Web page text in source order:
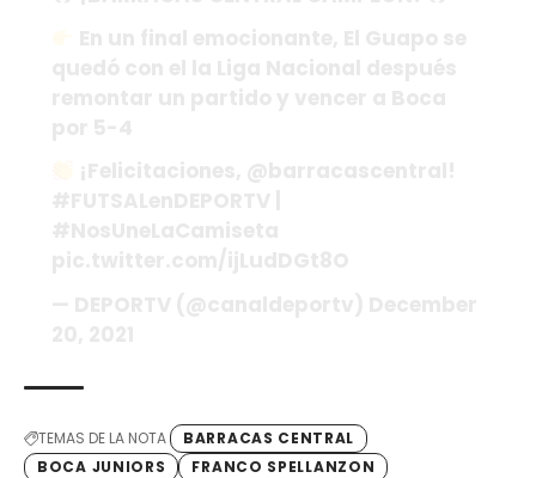
TEMAS DE LA NOTA
BARRACAS CENTRAL
BOCA JUNIORS
FRANCO SPELLANZON